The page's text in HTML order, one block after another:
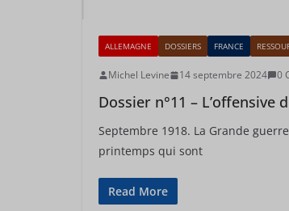
ALLEMAGNE DOSSIERS FRANCE
Michel Levine 14 septembre 2024 0
Dossier n°11 – L’offensive
Septembre 1918. La Grande
printemps qui sont
Read More